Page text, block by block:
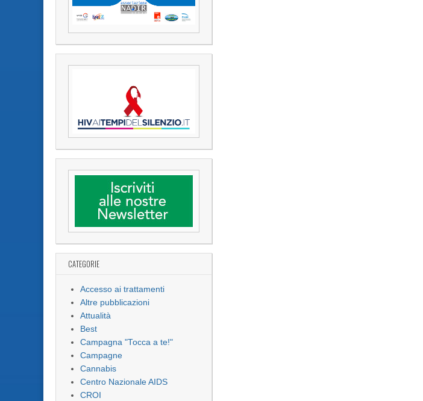
CATEGORIE
Accesso ai trattamenti
Altre pubblicazioni
Attualità
Best
Campagna "Tocca a te!"
Campagne
Cannabis
Centro Nazionale AIDS
CROI